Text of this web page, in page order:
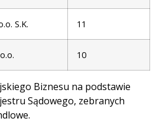
S.K. 11
10
Biznesu na podstawie
Sądowego, zebranych